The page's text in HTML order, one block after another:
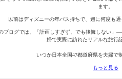
ます。
以前はディズニーの年パス持ちで、週に何度も
ブログでは、「計画しすぎず、でも後悔しない」
婦で実際に訪れたリアルな旅行
いつか日本全国47都道府県を夫婦で
もっと見る